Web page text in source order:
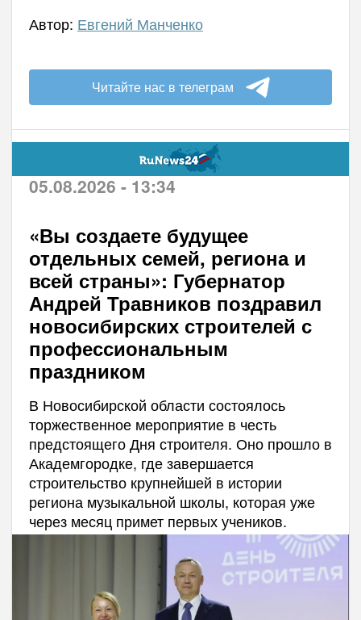
Автор: Евгений Манченко
Читайте нас в телеграм
05.08.2026 - 13:34
«Вы создаете будущее
отдельных семей, региона и
всей страны»: Губернатор
Андрей Травников поздравил
новосибирских строителей с
профессиональным
праздником
В Новосибирской области состоялось
торжественное мероприятие в честь
предстоящего Дня строителя. Оно прошло в
Академгородке, где завершается
строительство крупнейшей в истории
региона музыкальной школы, которая уже
через месяц примет первых учеников.